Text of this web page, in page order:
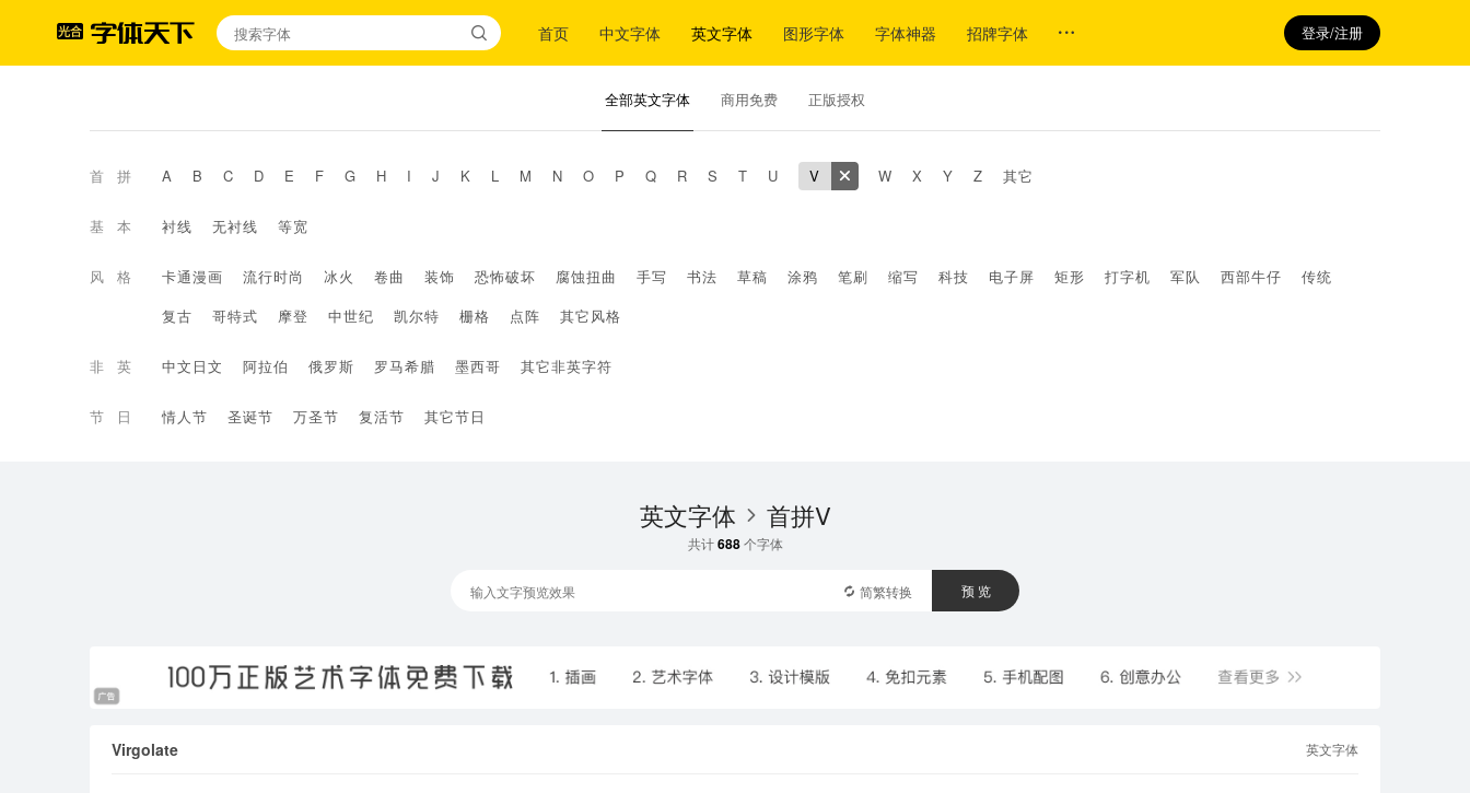
首页 中文字体 英文字体 图形字体 字体神器 招牌字体 登录/注册
全部英文字体 商用免费 正版授权
首拼 A B C D E F G H I J K L M N O P Q R S T U V W X Y Z 其它
基本 衬线 无衬线 等宽
风格 卡通漫画 流行时尚 冰火 卷曲 装饰 恐怖破坏 腐蚀扭曲 手写 书法 草稿 涂鸦 笔刷 缩写 科技 电子屏 矩形 打字机 军队 西部牛仔
传统
复古
哥特式 摩登 中世纪 凯尔特 栅格 点阵 其它风格
非英 中文日文 阿拉伯 俄罗斯 罗马希腊 墨西哥 其它非英字符
节日 情人节 圣诞节 万圣节 复活节 其它节日
英文字体 首拼V
共计 688 个字体
预 览
简繁转换
Virgolate 英文字体